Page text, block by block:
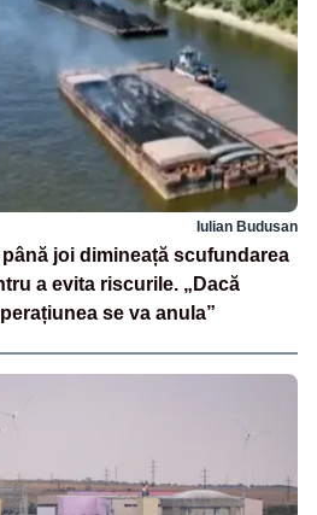
Iulian Budusan
joi dimineață scufundarea
a evita riscurile. „Dacă
se va anula”